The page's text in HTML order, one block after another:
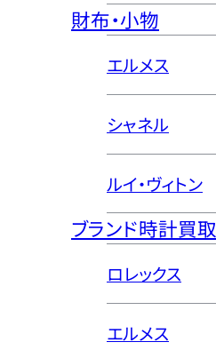
財布・小物
エルメス
シャネル
ルイ・ヴィトン
ブランド時計買取
ロレックス
エルメス